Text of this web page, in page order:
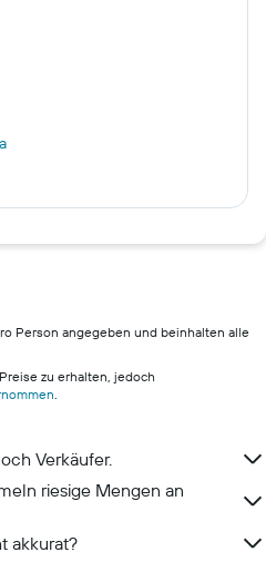
Person angegeben und beinhalten alle
zu erhalten, jedoch
.
Verkäufer.
riesige Mengen an
akkurat?